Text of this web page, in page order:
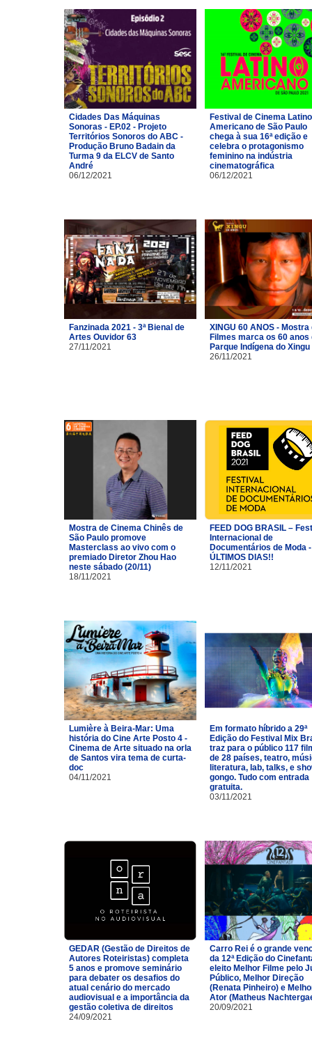
Cidades Das Máquinas
Sonoras - EP.02 - Projeto
Territórios Sonoros do ABC -
Produção Bruno Badain da
Turma 9 da ELCV de Santo
André
06/12/2021
Festival de Cinema
Americano de São Paulo
chega à sua 16ª edição e
celebra o protagonismo
feminino na indústria
cinematográfica
06/12/2021
Fanzinada 2021 - 3ª Bienal de
Artes Ouvidor 63
27/11/2021
XINGU 60 ANOS - Mostra
Filmes marca os 60 anos
Parque Indígena do Xingu
26/11/2021
Mostra de Cinema Chinês de
São Paulo promove
Masterclass ao vivo com o
premiado Diretor Zhou Hao
neste sábado (20/11)
18/11/2021
FEED DOG BRASIL –
Internacional de
Documentários de Moda -
ÚLTIMOS DIAS!!
12/11/2021
Lumière à Beira-Mar: Uma
história do Cine Arte Posto 4 -
Cinema de Arte situado na orla
de Santos vira tema de curta-
doc
04/11/2021
Em formato híbrido a 29ª
Edição do Festival Mix
traz para o público 117
de 28 países, teatro,
literatura, lab, talks, e
gongo. Tudo com entrada
gratuita.
03/11/2021
GEDAR (Gestão de Direitos de
Autores Roteiristas) completa
5 anos e promove seminário
para debater os desafios do
atual cenário do mercado
audiovisual e a importância da
gestão coletiva de direitos
24/09/2021
Carro Rei é o grande
da 12ª Edição do
eleito Melhor Filme pelo
Público, Melhor Direção
(Renata Pinheiro) e
Ator (Matheus
20/09/2021